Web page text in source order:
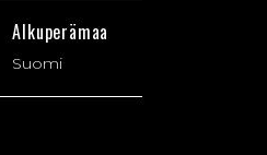
Alkuperämaa
Suomi